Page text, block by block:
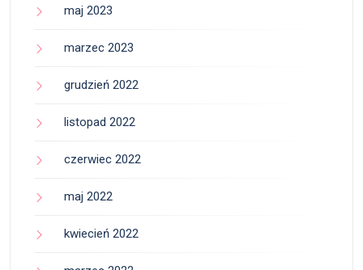
maj 2023
marzec 2023
grudzień 2022
listopad 2022
czerwiec 2022
maj 2022
kwiecień 2022